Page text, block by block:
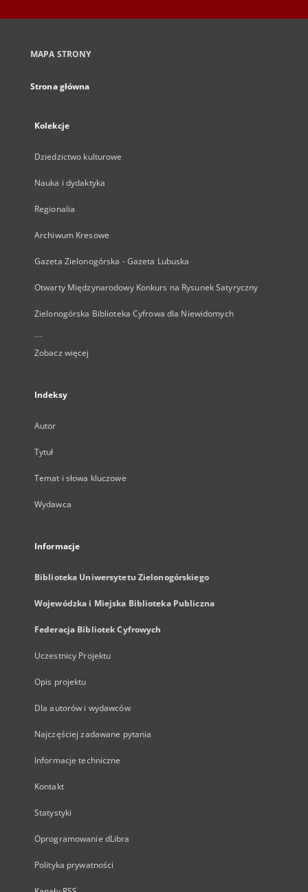
MAPA STRONY
Strona główna
Kolekcje
Dziedzictwo kulturowe
Nauka i dydaktyka
Regionalia
Archiwum Kresowe
Gazeta Zielonogórska - Gazeta Lubuska
Otwarty Międzynarodowy Konkurs na Rysunek Satyryczny
Zielonogórska Biblioteka Cyfrowa dla Niewidomych
...
Zobacz więcej
Indeksy
Autor
Tytuł
Temat i słowa kluczowe
Wydawca
Informacje
Biblioteka Uniwersytetu Zielonogórskiego
Wojewódzka i Miejska Biblioteka Publiczna
Federacja Bibliotek Cyfrowych
Uczestnicy Projektu
Opis projektu
Dla autorów i wydawców
Najczęściej zadawane pytania
Informacje techniczne
Kontakt
Statystyki
Oprogramowanie dLibra
Polityka prywatności